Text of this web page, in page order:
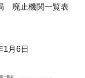
廃止機関一覧表
月6日